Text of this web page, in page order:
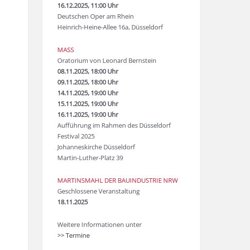
16.12.2025, 11:00 Uhr
Deutschen Oper am Rhein
Heinrich-Heine-Allee 16a, Düsseldorf
MASS
Oratorium von Leonard Bernstein
08.11.2025, 18:00 Uhr
09.11.2025, 18:00 Uhr
14.11.2025, 19:00 Uhr
15.11.2025, 19:00 Uhr
16.11.2025, 19:00 Uhr
Aufführung im Rahmen des Düsseldorf
Festival 2025
Johanneskirche Düsseldorf
Martin-Luther-Platz 39
MARTINSMAHL DER BAUINDUSTRIE NRW
Geschlossene Veranstaltung
18.11.2025
Weitere Informationen unter
>> Termine